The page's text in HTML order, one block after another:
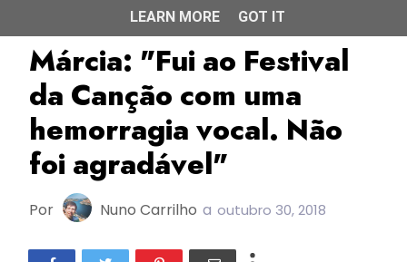
Márcia Novos Lançamentos
Márcia: "Fui ao Festival
da Canção com uma
hemorragia vocal. Não
foi agradável"
Por Nuno Carrilho a outubro 30, 2018
LEARN MORE
GOT IT